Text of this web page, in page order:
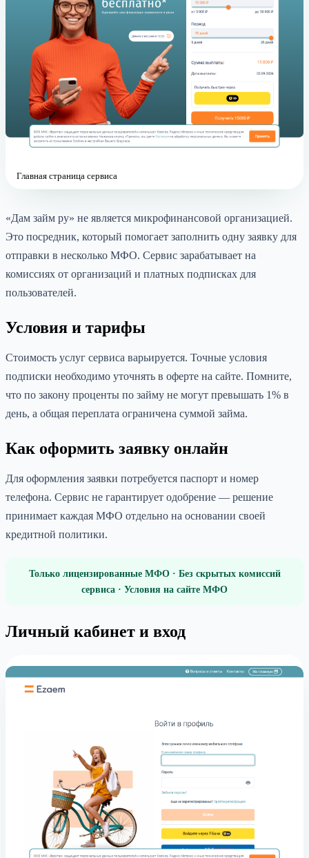
Главная страница сервиса
«Дам займ ру» не является микрофинансовой организацией.
Это посредник, который помогает заполнить одну заявку для
отправки в несколько МФО. Сервис зарабатывает на
комиссиях от организаций и платных подписках для
пользователей.
Условия и тарифы
Стоимость услуг сервиса варьируется. Точные условия
подписки необходимо уточнять в оферте на сайте. Помните,
что по закону проценты по займу не могут превышать 1% в
день, а общая переплата ограничена суммой займа.
Как оформить заявку онлайн
Для оформления заявки потребуется паспорт и номер
телефона. Сервис не гарантирует одобрение — решение
принимает каждая МФО отдельно на основании своей
кредитной политики.
Только лицензированные МФО · Без скрытых комиссий
сервиса · Условия на сайте МФО
Личный кабинет и вход